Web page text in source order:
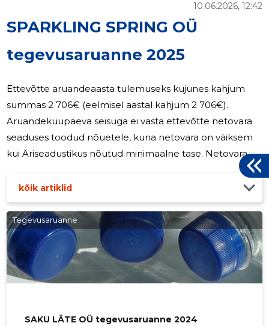
SPARKLING SPRING OÜ
tegevusaruanne 2025
10.06.2026, 12:42
Ettevõtte aruandeaasta tulemuseks kujunes kahjum
summas 2 706€ (eelmisel aastal kahjum 2 706€).
Aruandekuupäeva seisuga ei vasta ettevõtte netovara
seaduses toodud nõuetele, kuna netovara on väiksem
kui Äriseadustikus nõutud minimaalne tase. Netovara
kahjumist. Kahjum tulenes peamiselt
finantseerimistehingutest. Ettevõte on võtnud laenu
emaettevõttelt, millelt arvestatakse igaaastast
intressikulu. Samas on saadud vahendid edasi laenatud
Soome tütarettevõttele intressivaba nõudena.
Tulenevalt sellest, et tütarettevõte on kahjumis ning
laen on
kõik artiklid
Tegevusaruanne
SAKU LÄTE OÜ tegevusaruanne 2024